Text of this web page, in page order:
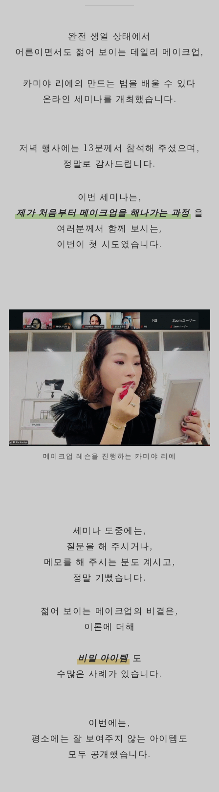
완전 생얼 상태에서
어른이면서도 젊어 보이는 데일리 메이크업,
카미야 리에의 만드는 법을 배울 수 있다
온라인 세미나를 개최했습니다.
저녁 행사에는 13분께서 참석해 주셨으며,
정말로 감사드립니다.
이번 세미나는,
제가 처음부터 메이크업을 해나가는 과정을
여러분께서 함께 보시는,
이번이 첫 시도였습니다.
메이크업 레슨을 진행하는 카미야 리에
세미나 도중에는,
질문을 해 주시거나,
메모를 해 주시는 분도 계시고,
정말 기뻤습니다.
젊어 보이는 메이크업의 비결은,
이론에 더해
비밀 아이템도
수많은 사례가 있습니다.
이번에는,
평소에는 잘 보여주지 않는 아이템도
모두 공개했습니다.